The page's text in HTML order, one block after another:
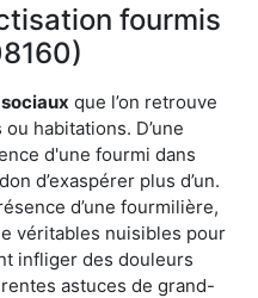
fourmis
que l’on retrouve
habitations. D’une
d'une fourmi dans
d’exaspérer plus d’un.
d’une fourmilière,
véritables nuisibles pour
infliger des douleurs
astuces de grand-